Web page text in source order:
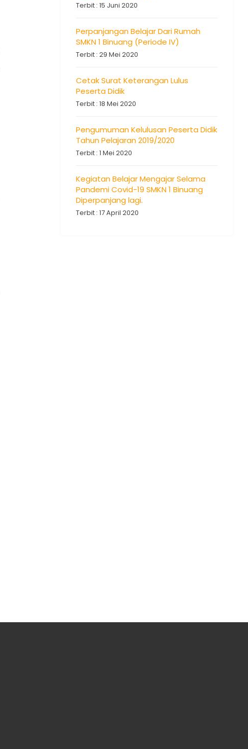
Terbit : 15 Juni 2020
Perpanjangan Belajar Dari Rumah
SMKN 1 Binuang (Periode IV)
Terbit : 29 Mei 2020
Cetak Surat Keterangan Lulus
Peserta Didik
Terbit : 18 Mei 2020
Pengumuman Kelulusan Peserta Didik
Tahun Pelajaran 2019/2020
Terbit : 1 Mei 2020
Kegiatan Belajar Mengajar Selama
Pandemi Covid-19 SMKN 1 Binuang
Diperpanjang lagi.
Terbit : 17 April 2020